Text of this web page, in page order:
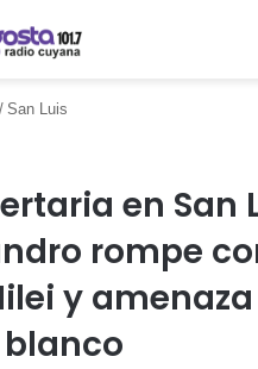
/ San Luis
en San
rompe
y